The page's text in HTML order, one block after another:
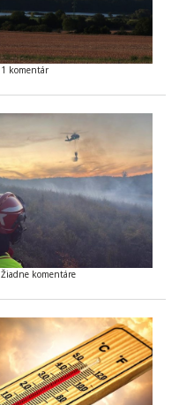
1 komentár
Žiadne komentáre